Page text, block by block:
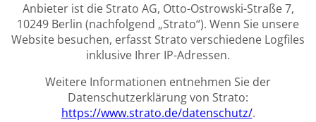
Anbieter ist die Strato AG, Otto-Ostrowski-Straße 7,
10249 Berlin (nachfolgend „Strato“). Wenn Sie unsere
Website besuchen, erfasst Strato verschiedene Logfiles
inklusive Ihrer IP-Adressen.
Weitere Informationen entnehmen Sie der
Datenschutzerklärung von Strato:
https://www.strato.de/datenschutz/.